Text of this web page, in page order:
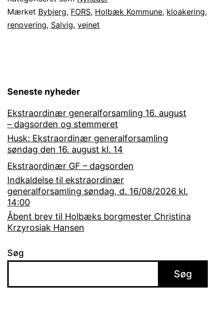
veje
Mærket Bybjerg, FORS, Holbæk Kommune, kloakering,
renovering, Salvig, vejnet
Seneste nyheder
Ekstraordinær generalforsamling 16. august
– dagsorden og stemmeret
Husk: Ekstraordinær generalforsamling
søndag den 16. august kl. 14
Ekstraordinær GF – dagsorden
Indkaldelse til ekstraordinær
generalforsamling søndag, d. 16/08/2026 kl.
14:00
Åbent brev til Holbæks borgmester Christina
Krzyrosiak Hansen
Søg
Søg